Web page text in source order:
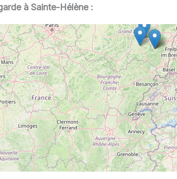
à Sainte-Hélène :